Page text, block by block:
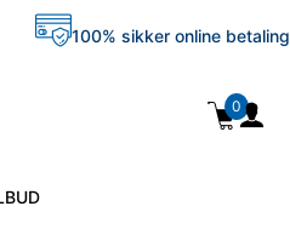
100% sikker online betaling
0